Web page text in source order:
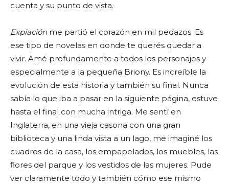
cuenta y su punto de vista.
Expiación me partió el corazón en mil pedazos. Es
ese tipo de novelas en donde te querés quedar a
vivir. Amé profundamente a todos los personajes y
especialmente a la pequeña Briony. Es increíble la
evolución de esta historia y también su final. Nunca
sabía lo que iba a pasar en la siguiente página, estuve
hasta el final con mucha intriga. Me sentí en
Inglaterra, en una vieja casona con una gran
biblioteca y una linda vista a un lago, me imaginé los
cuadros de la casa, los empapelados, los muebles, las
flores del parque y los vestidos de las mujeres. Pude
ver claramente todo y también cómo ese mismo